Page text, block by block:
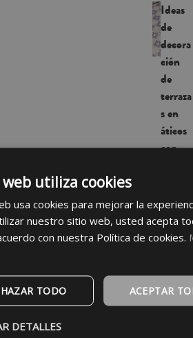
Ideas
de
decora
ción
de
terraza
s en
áticos
con
terrazas
en
áticos
especial.
Ya sea
web utiliza cookies
usa cookies para mejorar la
nuestro sitio web, usted acepta
con nuestra Política de cookies.
ACEPTAR
TODO
DETALLES